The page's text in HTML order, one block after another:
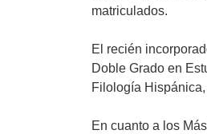
matriculados.
El recién
Doble Grado en
Filología
En cuanto a los